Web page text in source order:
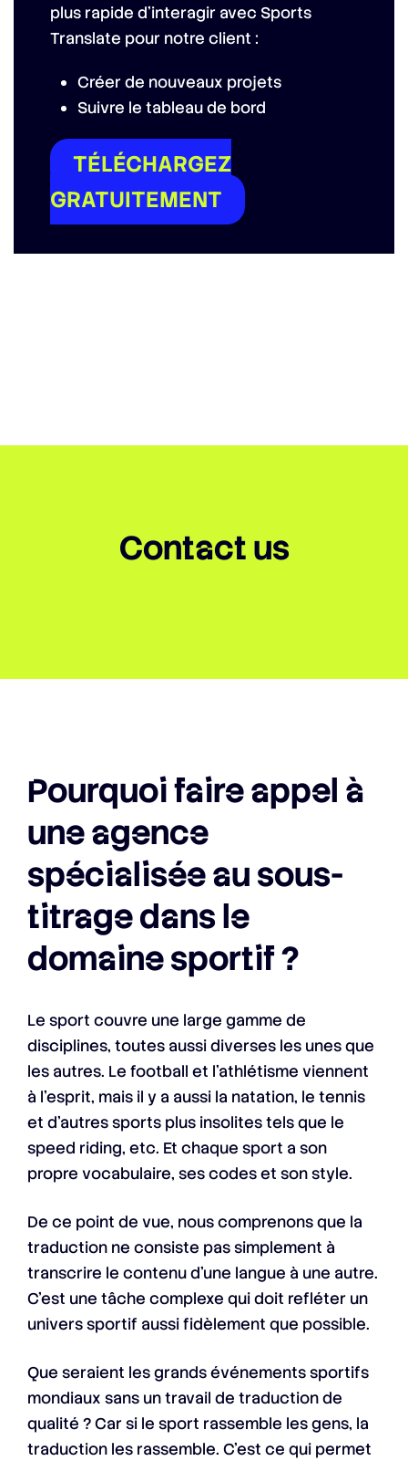
plus rapide d’interagir avec Sports
Translate pour notre client :
Créer de nouveaux projets
Suivre le tableau de bord
TÉLÉCHARGEZ
GRATUITEMENT
Contact us
Pourquoi faire appel à
une agence
spécialisée au sous-
titrage dans le
domaine sportif ?
Le sport couvre une large gamme de
disciplines, toutes aussi diverses les unes que
les autres. Le football et l’athlétisme viennent
à l’esprit, mais il y a aussi la natation, le tennis
et d’autres sports plus insolites tels que le
speed riding, etc. Et chaque sport a son
propre vocabulaire, ses codes et son style.
De ce point de vue, nous comprenons que la
traduction ne consiste pas simplement à
transcrire le contenu d’une langue à une autre.
C’est une tâche complexe qui doit refléter un
univers sportif aussi fidèlement que possible.
Que seraient les grands événements sportifs
mondiaux sans un travail de traduction de
qualité ? Car si le sport rassemble les gens, la
traduction les rassemble. C’est ce qui permet